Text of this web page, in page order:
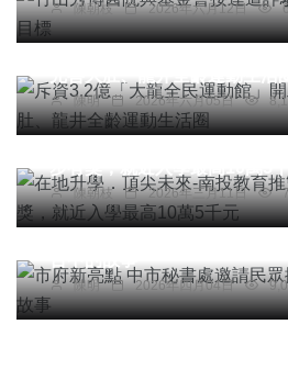
陳朝枝 2026年六月12日
大陸
斥資3.2億「大龍全民運動館
陳明 2026年六月05日
文教
在地升學．頂尖未來-南投教
陳朝枝 2026年三月11日
社會 綜合新聞 旅遊 文
市府新亮點 中市秘書處邀請
陳明 2026年四月04日